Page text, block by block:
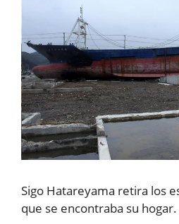
Sigo Hatareyama retira los
que se encontraba su hogar.